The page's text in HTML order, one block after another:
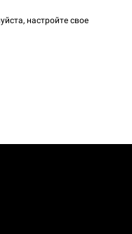
настройте свое